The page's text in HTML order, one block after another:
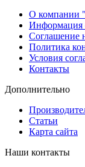
О компании
Информация
Соглашение
Политика
Условия
Контакты
Дополнительно
Статьи
Карта сайта
Наши контакты